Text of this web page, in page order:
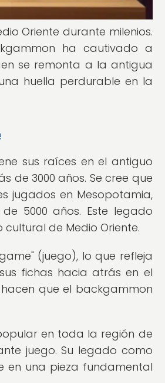
Oriente durante milenios.
ha cautivado a
se remonta a la antigua
huella perdurable en la
sus raíces en el antiguo
de 3000 años. Se cree que
jugados en Mesopotamia,
5000 años. Este legado
de Medio Oriente.
(juego), lo que refleja
fichas hacia atrás en el
que el backgammon
en toda la región de
juego. Su legado como
en una pieza fundamental